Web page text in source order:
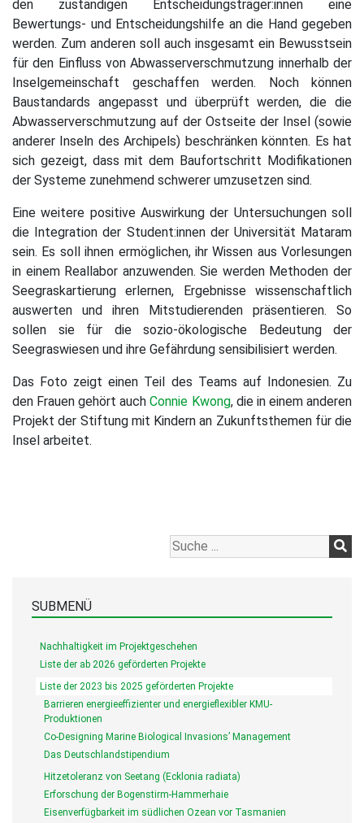
den zuständigen Entscheidungsträger:innen eine
Bewertungs- und Entscheidungshilfe an die Hand gegeben
werden. Zum anderen soll auch insgesamt ein Bewusstsein
für den Einfluss von Abwasserverschmutzung innerhalb der
Inselgemeinschaft geschaffen werden. Noch können
Baustandards angepasst und überprüft werden, die die
Abwasserverschmutzung auf der Ostseite der Insel (sowie
anderer Inseln des Archipels) beschränken könnten. Es hat
sich gezeigt, dass mit dem Baufortschritt Modifikationen
der Systeme zunehmend schwerer umzusetzen sind.
Eine weitere positive Auswirkung der Untersuchungen soll
die Integration der Student:innen der Universität Mataram
sein. Es soll ihnen ermöglichen, ihr Wissen aus Vorlesungen
in einem Reallabor anzuwenden. Sie werden Methoden der
Seegraskartierung erlernen, Ergebnisse wissenschaftlich
auswerten und ihren Mitstudierenden präsentieren. So
sollen sie für die sozio-ökologische Bedeutung der
Seegraswiesen und ihre Gefährdung sensibilisiert werden.
Das Foto zeigt einen Teil des Teams auf Indonesien. Zu
den Frauen gehört auchConnie Kwong, die in einem anderen
Projekt der Stiftung mit Kindern an Zukunftsthemen für die
Insel arbeitet.
SUBMENÜ
Nachhaltigkeit im Projektgeschehen
Liste der ab 2026 geförderten Projekte
Liste der 2023 bis 2025 geförderten Projekte
Barrieren energieeffizienter und energieflexibler KMU-
Produktionen
Co-Designing Marine Biological Invasions’ Management
Das Deutschlandstipendium
Hitzetoleranz von Seetang (Ecklonia radiata)
Erforschung der Bogenstirm-Hammerhaie
Eisenverfügbarkeit im südlichen Ozean vor Tasmanien